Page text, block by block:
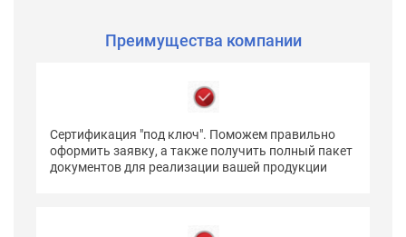
Преимущества компании
Сертификация "под ключ". Поможем правильно
оформить заявку, а также получить полный пакет
документов для реализации вашей продукции